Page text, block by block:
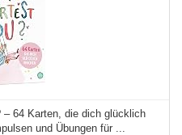
– 64 Karten, die dich glücklich
und Übungen für ...